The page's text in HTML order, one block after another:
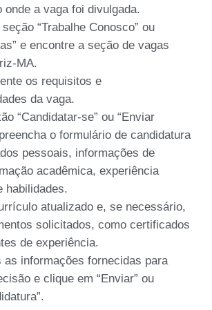
onde a vaga foi divulgada.
“Trabalhe Conosco” ou
e encontre a seção de vagas
MA.
os requisitos e
da vaga.
“Candidatar-se” ou “Enviar
o formulário de candidatura
pessoais, informações de
acadêmica, experiência
habilidades.
atualizado e, se necessário,
solicitados, como certificados
de experiência.
as informações fornecidas para
e clique em “Enviar” ou